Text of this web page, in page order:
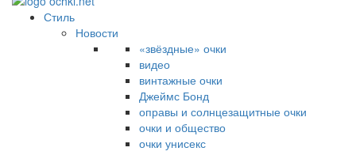
Стиль
Новости
«звёздные» очки
видео
винтажные очки
Джеймс Бонд
оправы и солнцезащитные очки
очки и общество
очки унисекс